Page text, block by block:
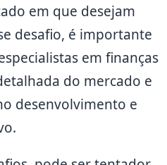
em que desejam
desafio, é importante
em finanças
do mercado e
desenvolvimento e